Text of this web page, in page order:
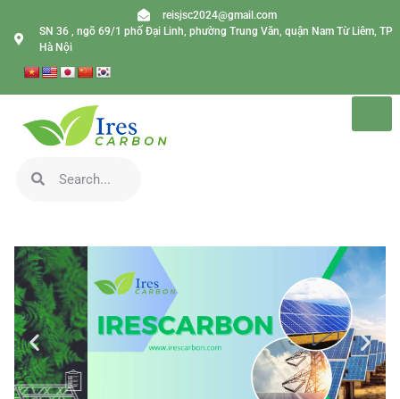
reisjsc2024@gmail.com
SN 36 , ngõ 69/1 phố Đại Linh, phường Trung Văn, quận Nam Từ Liêm, TP
Hà Nội